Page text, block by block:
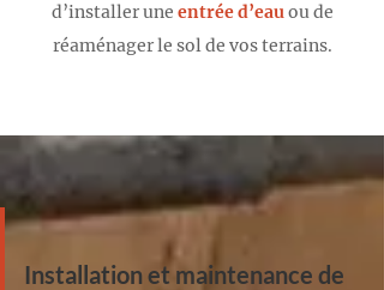
d’installer une entrée d’eauou de
réaménager le sol de vos terrains.
Installation et maintenance de